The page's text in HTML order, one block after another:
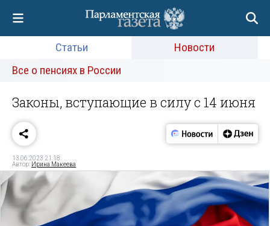
Статьи
Новости
Все о пенсиях в России
Законы, вступающие в силу с 14 июня
13.06.2023 21:18
Автор: Ирина Макеева